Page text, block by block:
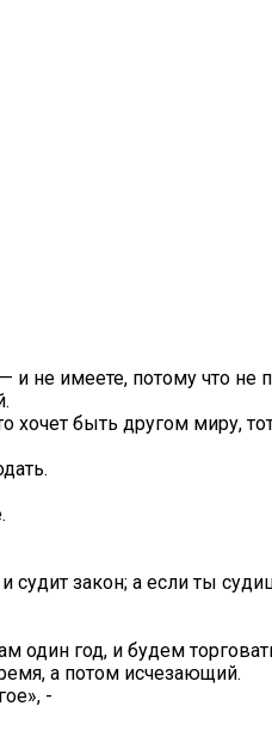
не имеете, потому что не
быть другом миру,
судит закон; а если ты
один год, и будем
а потом исчезающий.
-